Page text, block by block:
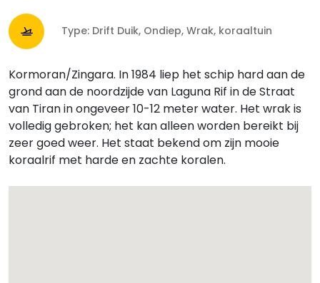
Type: Drift Duik, Ondiep, Wrak, koraaltuin
Kormoran/Zingara. In 1984 liep het schip hard aan de
grond aan de noordzijde van Laguna Rif in de Straat
van Tiran in ongeveer 10-12 meter water. Het wrak is
volledig gebroken; het kan alleen worden bereikt bij
zeer goed weer. Het staat bekend om zijn mooie
koraalrif met harde en zachte koralen.